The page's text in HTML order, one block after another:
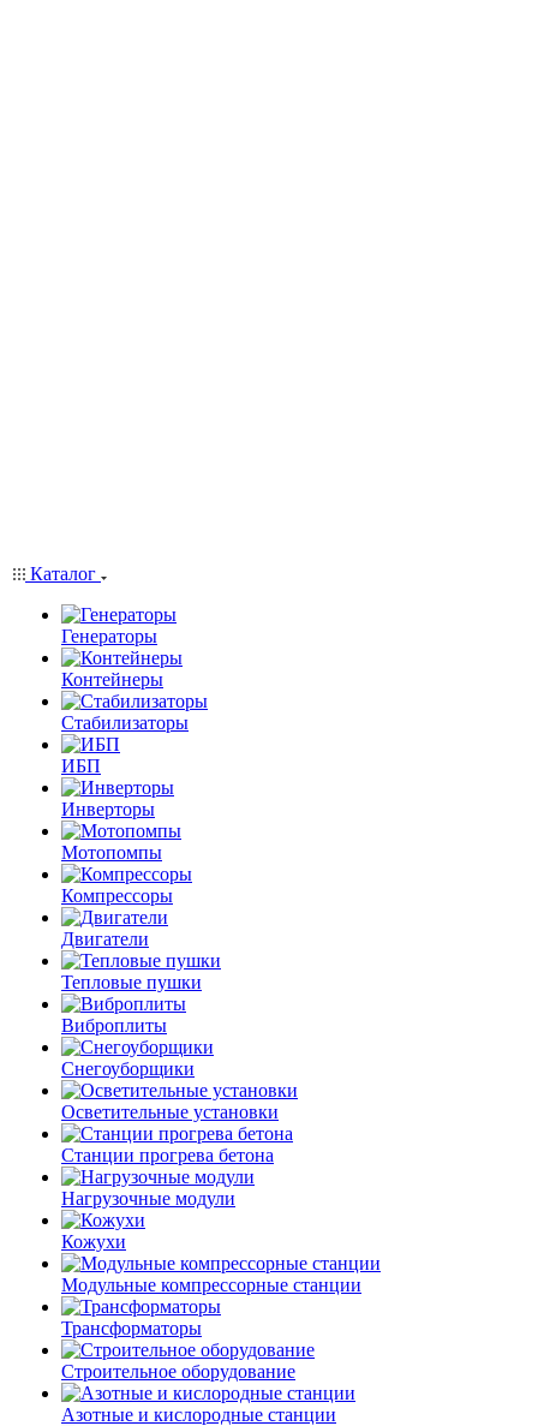
Каталог
Генераторы
Контейнеры
Стабилизаторы
ИБП
Инверторы
Мотопомпы
Компрессоры
Двигатели
Тепловые пушки
Виброплиты
Снегоуборщики
Осветительные установки
Станции прогрева бетона
Нагрузочные модули
Кожухи
Модульные компрессорные станции
Трансформаторы
Строительное оборудование
Азотные и кислородные станции